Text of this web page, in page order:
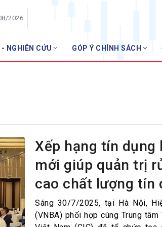
2026
NGHIÊN CỨU GÓP Ý CHÍNH SÁCH
hàng
Xếp hạng tín dụng
mới giúp quản trị
cao chất lượng tín
Sáng 30/7/2025, tại Hà Nội,
(VNBA) phối hợp cùng Trung